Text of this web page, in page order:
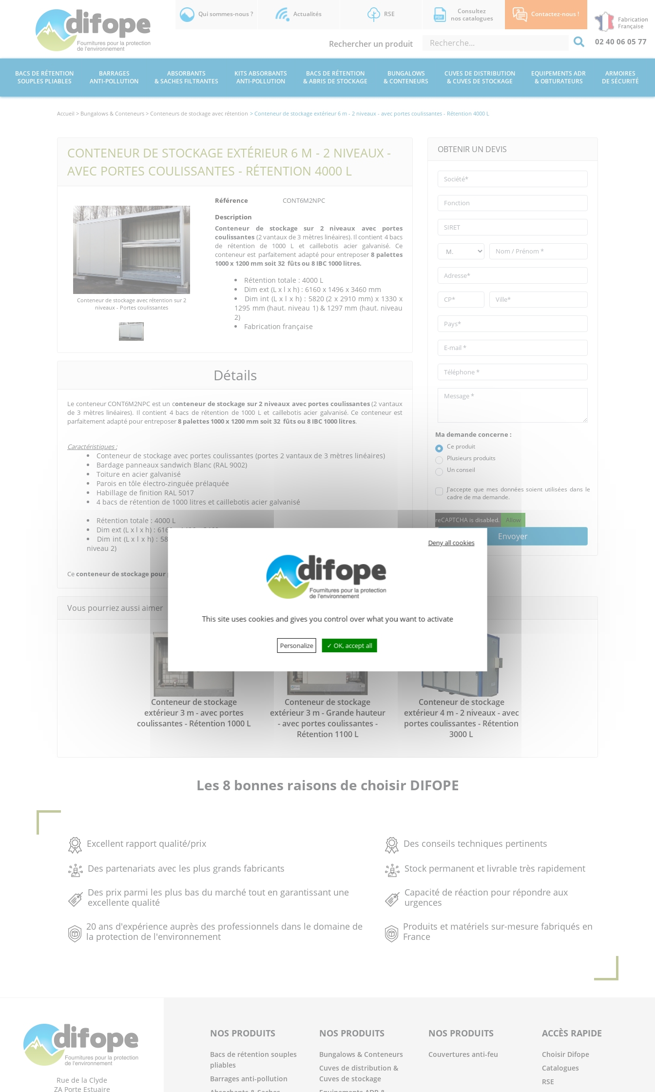
Qui sommes-nous ? Actualités RSE
Consultez
nos catalogues
Contactez-nous !
Rechercher un produit 02 40 06 05 77
BACS DE RÉTENTION
SOUPLES PLIABLES
BARRAGES
ANTI-POLLUTION
ABSORBANTS
& SACHES FILTRANTES
KITS ABSORBANTS
ANTI-POLLUTION
BACS DE RÉTENTION
& ABRIS DE STOCKAGE
BUNGALOWS
& CONTENEURS
CUVES DE DISTRIBUTION
& CUVES DE STOCKAGE
EQUIPEMENTS ADR
& OBTURATEURS
ARMOIRES
DE SÉCURITÉ
Accueil > Bungalows & Conteneurs > Conteneurs de stockage avec rétention > Conteneur de stockage extérieur 6 m - 2 niveaux - avec portes coulissantes - Rétention 4000 L
CONTENEUR DE STOCKAGE EXTÉRIEUR 6 M - 2 NIVEAUX -
AVEC PORTES COULISSANTES - RÉTENTION 4000 L
Conteneur de stockage avec rétention sur 2
niveaux - Portes coulissantes
Référence
CONT6M2NPC
Description
Conteneur de stockage sur 2 niveaux avec portes
coulissantes (2 vantaux de 3 mètres linéaires). Il contient 4 bacs
de rétention de 1000 L et caillebotis acier galvanisé. Ce
conteneur est parfaitement adapté pour entreposer 8 palettes
1000 x 1200 mm soit 32 fûts ou 8 IBC 1000 litres.
Rétention totale : 4000 L
Dim ext (L x l x h) : 6160 x 1496 x 3460 mm
Dim int (L x l x h) : 5820 (2 x 2910 mm) x 1330 x
1295 mm (haut. niveau 1) & 1297 mm (haut. niveau
2)
Fabrication française
Détails
Le conteneur CONT6M2NPC est un conteneur de stockage sur 2 niveaux avec portes coulissantes(2 vantaux
de 3 mètres linéaires). Il contient 4 bacs de rétention de 1000 L et caillebotis acier galvanisé. Ce conteneur est
parfaitement adapté pour entreposer8 palettes 1000 x 1200 mm soit 32 fûts ou 8 IBC 1000 litres.
Caractéristiques :
Conteneur de stockage avec portes coulissantes (portes 2 vantaux de 3 mètres linéaires)
Bardage panneaux sandwich Blanc (RAL 9002)
Toiture en acier galvanisé
Parois en tôle électro-zinguée prélaquée
Habillage de finition RAL 5017
4 bacs de rétention de 1000 litres et caillebotis acier galvanisé
Rétention totale : 4000 L
Dim ext (L x l x h) : 6160 x 1496 x 3460 mm
Dim int (L x l x h) : 5820 (2 x 2910 mm) x 1330 x 1295 mm (haut. niveau 1) & 1297 mm (haut.
niveau 2)
Ceconteneur de stockage pour produits dangereux est fabriqué en France et monté en usine.
OBTENIR UN DEVIS
Ma demande concerne :
Ce produit
Plusieurs produits
Un conseil
J'accepte que mes données soient utilisées dans le
cadre de ma demande.
reCAPTCHA is disabled. Allow
Envoyer
Vous pourriez aussi aimer
Conteneur de stockage
extérieur 3 m - avec portes
coulissantes - Rétention 1000 L
Conteneur de stockage
extérieur 3 m - Grande hauteur
- avec portes coulissantes -
Rétention 1100 L
Conteneur de stockage
extérieur 4 m - 2 niveaux - avec
portes coulissantes - Rétention
3000 L
Les 8 bonnes raisons de choisir DIFOPE
Excellent rapport qualité/prix
Des partenariats avec les plus grands fabricants
Des prix parmi les plus bas du marché tout en garantissant une
excellente qualité
20 ans d'expérience auprès des professionnels dans le domaine de
la protection de l'environnement
Des conseils techniques pertinents
Stock permanent et livrable très rapidement
Capacité de réaction pour répondre aux
urgences
Produits et matériels sur-mesure fabriqués en
France
Rue de la Clyde
ZA Porte Estuaire
NOS PRODUITS
Bacs de rétention souples
pliables
Barrages anti-pollution
NOS PRODUITS
Bungalows & Conteneurs
Cuves de distribution &
Cuves de stockage
NOS PRODUITS
Couvertures anti-feu
ACCÈS RAPIDE
Choisir Difope
Catalogues
RSE
Deny all cookies
This site uses cookies and gives you control over what you want to activate
Personalize OK, accept all